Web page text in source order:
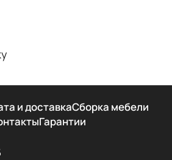
и доставкаСборка мебели
Гарантии